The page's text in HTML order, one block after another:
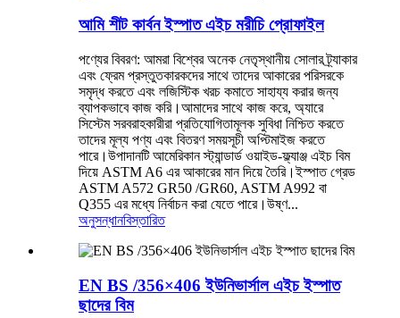
আমি শীট কার্বন ইস্পাত এইচ মরীচি প্রোফাইল
পণ্যের বিবরণ: আমরা বিশ্বের অনেক নেতৃস্থানীয় সোলার ট্র্যাকার
এবং ফ্রেম প্রস্তুতকারকদের সাথে তাদের আকারের পরিসরকে
সমৃদ্ধ করতে এবং লজিস্টিক খরচ কমাতে সাহায্য করার জন্য
ব্যাপকভাবে কাজ করি।আমাদের সাথে কাজ করে, অ্যারে
সিস্টেম সরবরাহকারীরা প্রতিযোগিতামূলক সুবিধা নিশ্চিত করতে
তাদের মূল্য পণ্য এবং বিতরণ সময়সূচী অপ্টিমাইজ করতে
পারে।উপাদানটি আমেরিকান স্ট্যান্ডার্ড ওয়াইড-ফ্ল্যাঞ্জ এইচ বিম
দিয়ে ASTM A6 এর আকারের মান দিয়ে তৈরি।ইস্পাত গ্রেড
ASTM A572 GR50 /GR60, ASTM A992 বা
Q355 এর মধ্যে নির্বাচন করা যেতে পারে।উষ্ণ...
অনুসন্ধানবিস্তারিত
EN BS /356×406 ইউনিভার্সাল এইচ ইস্পাত
ছাদের বিম